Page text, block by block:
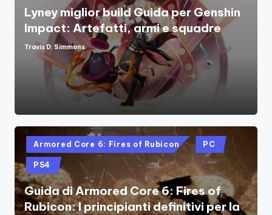
Lyney miglior build Guida per Genshin
Impact: Artefatti, armi e squadre
Posted
Travis D. Simmons
Posted
in
Armored Core 6: Fires of Rubicon PC
PS4
Guida di Armored Core 6: Fires of
Rubicon: I principianti definitivi per la